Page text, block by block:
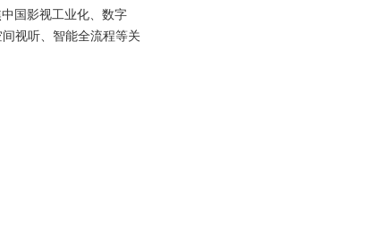
国影视工业化、数字
间视听、智能全流程等关